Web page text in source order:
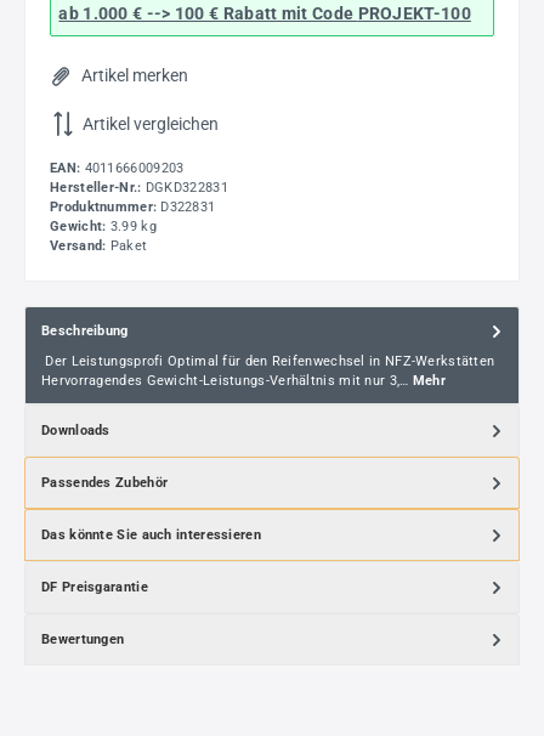
ab 1.000 € --> 100 € Rabatt mit Code PROJEKT-100
Artikel merken
Artikel vergleichen
EAN: 4011666009203
Hersteller-Nr.: DGKD322831
Produktnummer: D322831
Gewicht: 3.99 kg
Versand: Paket
Beschreibung
Der Leistungsprofi Optimal für den Reifenwechsel in NFZ-Werkstätten
Hervorragendes Gewicht-Leistungs-Verhältnis mit nur 3,… Mehr
Downloads
Passendes Zubehör
Das könnte Sie auch interessieren
DF Preisgarantie
Bewertungen